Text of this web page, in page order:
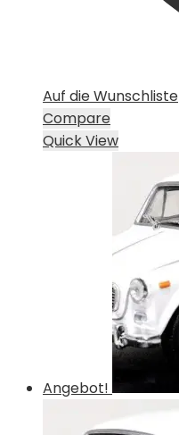
Auf die Wunschliste
Compare
Quick View
Angebot!